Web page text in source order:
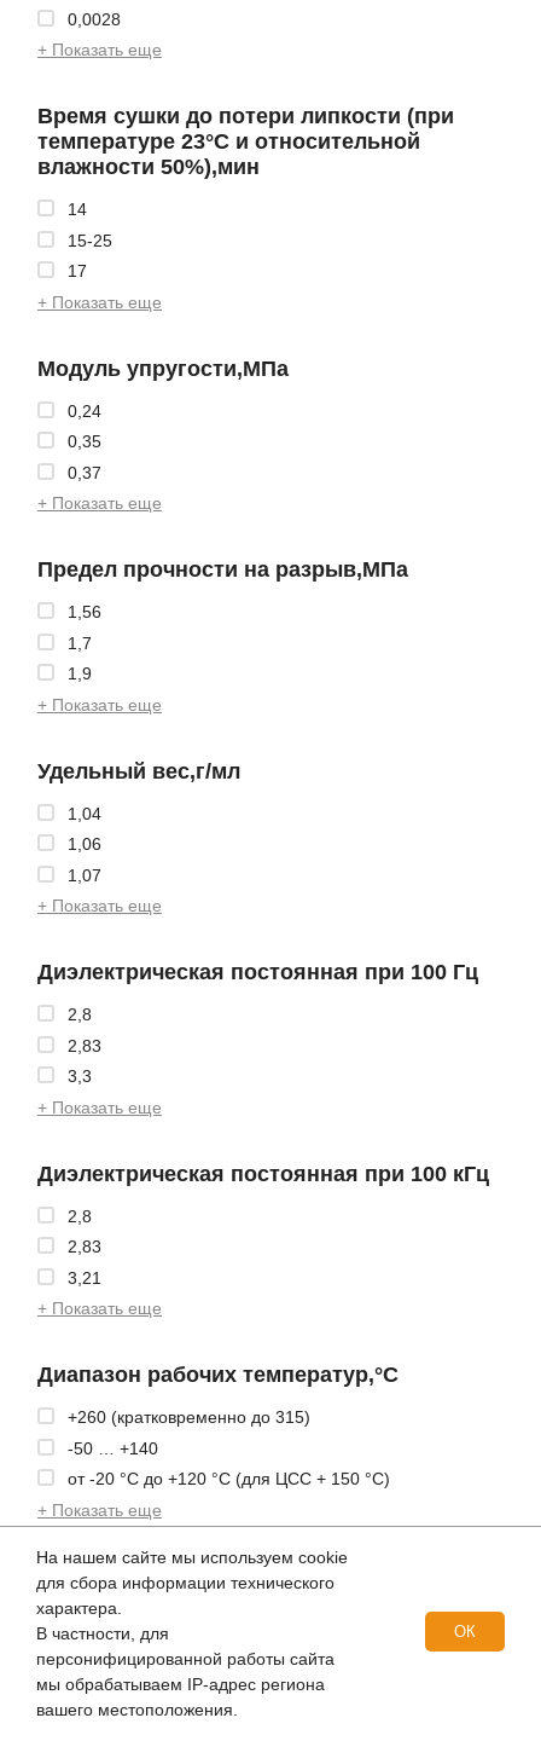
0,0028
+ Показать еще
Время сушки до потери липкости (при
температуре 23°С и относительной
влажности 50%),мин
14
15-25
17
+ Показать еще
Модуль упругости,МПа
0,24
0,35
0,37
+ Показать еще
Предел прочности на разрыв,МПа
1,56
1,7
1,9
+ Показать еще
Удельный вес,г/мл
1,04
1,06
1,07
+ Показать еще
Диэлектрическая постоянная при 100 Гц
2,8
2,83
3,3
+ Показать еще
Диэлектрическая постоянная при 100 кГц
2,8
2,83
3,21
+ Показать еще
Диапазон рабочих температур,°С
+260 (кратковременно до 315)
-50 … +140
от -20 °C до +120 °C (для ЦСС + 150 °C)
+ Показать еще
Диэлектрическая прочность,кВ/мм
17,4
20
+ Показать еще
На нашем сайте мы используем cookie
для сбора информации технического
характера.
В частности, для
персонифицированной работы сайта
мы обрабатываем IP-адрес региона
вашего местоположения.
ОК